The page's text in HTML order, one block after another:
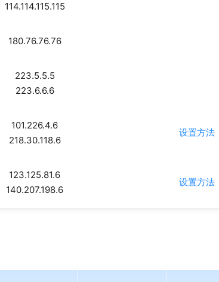
114.114.115.115
180.76.76.76
223.5.5.5
223.6.6.6
101.226.4.6
218.30.118.6
设置方法
123.125.81.6
140.207.198.6
设置方法